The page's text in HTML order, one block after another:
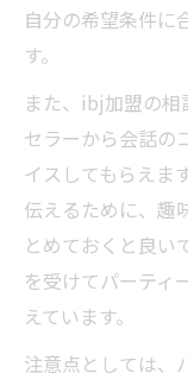
自分の希望条件に
す。
また、ibj加盟の相
セラーから会話の
イスしてもらえま
伝えるために、趣
とめておくと良い
を受けてパーティ
えています。
注意点としては、